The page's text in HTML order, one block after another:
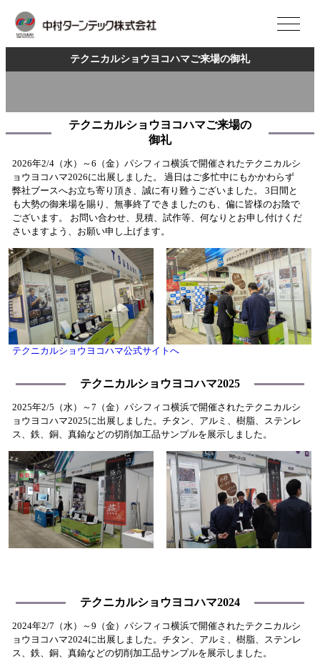
テクニカルショウヨコハマご来場の御礼
テクニカルショウヨコハマご来場の
御礼
2026年2/4（水）～6（金）パシフィコ横浜で開催されたテクニカルシ
ョウヨコハマ2026に出展しました。 過日はご多忙中にもかかわらず
弊社ブースへお立ち寄り頂き、誠に有り難うございました。 3日間と
も大勢の御来場を賜り、無事終了できましたのも、偏に皆様のお陰で
ございます。 お問い合わせ、見積、試作等、何なりとお申し付けくだ
さいますよう、お願い申し上げます。
テクニカルショウヨコハマ公式サイトへ
テクニカルショウヨコハマ2025
2025年2/5（水）～7（金）パシフィコ横浜で開催されたテクニカルシ
ョウヨコハマ2025に出展しました。チタン、アルミ、樹脂、ステンレ
ス、鉄、銅、真鍮などの切削加工品サンプルを展示しました。
テクニカルショウヨコハマ2024
2024年2/7（水）～9（金）パシフィコ横浜で開催されたテクニカルシ
ョウヨコハマ2024に出展しました。チタン、アルミ、樹脂、ステンレ
ス、鉄、銅、真鍮などの切削加工品サンプルを展示しました。